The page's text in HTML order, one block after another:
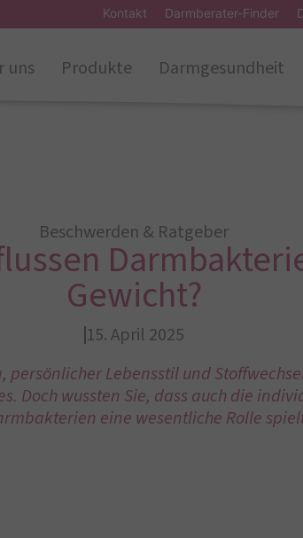
Kontakt Darmberater-Finder
uns Produkte Darmgesundheit
Beschwerden & Ratgeber
Gewicht?
15. April 2025
persönlicher Lebensstil und
Doch wussten Sie, dass auch die
eine wesentliche Rolle